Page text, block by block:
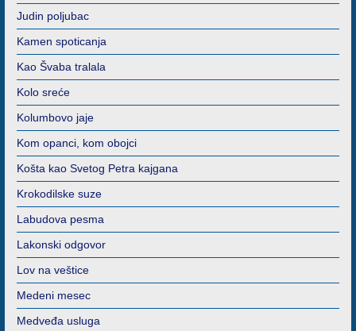
Judin poljubac
Kamen spoticanja
Kao Švaba tralala
Kolo sreće
Kolumbovo jaje
Kom opanci, kom obojci
Košta kao Svetog Petra kajgana
Krokodilske suze
Labudova pesma
Lakonski odgovor
Lov na veštice
Medeni mesec
Medveđa usluga